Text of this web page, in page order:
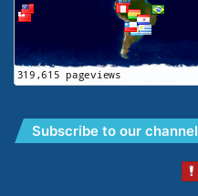
Subscribe to our channel